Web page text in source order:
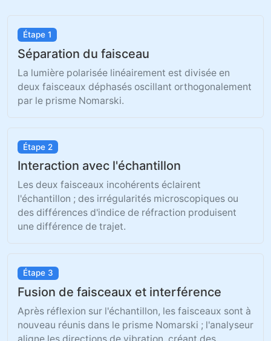
Étape 1
Séparation du faisceau
La lumière polarisée linéairement est divisée en
deux faisceaux déphasés oscillant orthogonalement
par le prisme Nomarski.
Étape 2
Interaction avec l'échantillon
Les deux faisceaux incohérents éclairent
l'échantillon ; des irrégularités microscopiques ou
des différences d'indice de réfraction produisent
une différence de trajet.
Étape 3
Fusion de faisceaux et interférence
Après réflexion sur l'échantillon, les faisceaux sont à
nouveau réunis dans le prisme Nomarski ; l'analyseur